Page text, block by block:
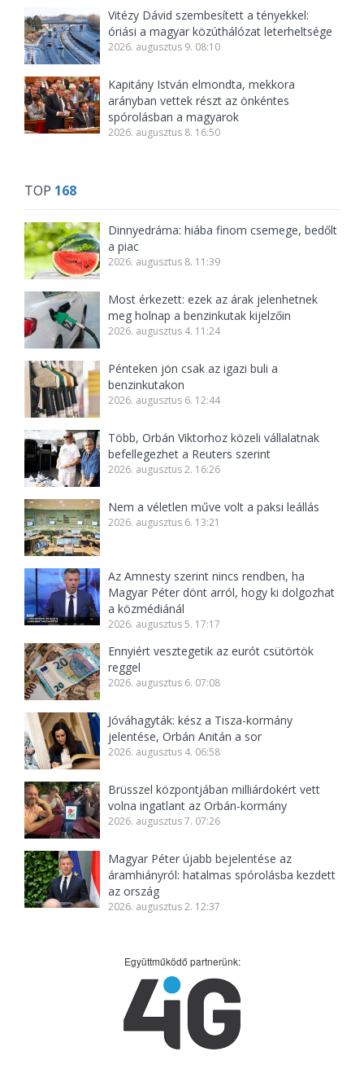
Vitézy Dávid szembesített a tényekkel:
óriási a magyar közúthálózat leterheltsége
2026. augusztus 9. 08:10
Kapitány István elmondta, mekkora
arányban vettek részt az önkéntes
spórolásban a magyarok
2026. augusztus 8. 16:50
TOP 168
Dinnyedráma: hiába finom csemege, bedőlt
a piac
2026. augusztus 8. 11:39
Most érkezett: ezek az árak jelenhetnek
meg holnap a benzinkutak kijelzőin
2026. augusztus 4. 11:24
Pénteken jön csak az igazi buli a
benzinkutakon
2026. augusztus 6. 12:44
Több, Orbán Viktorhoz közeli vállalatnak
befellegezhet a Reuters szerint
2026. augusztus 2. 16:26
Nem a véletlen műve volt a paksi leállás
2026. augusztus 6. 13:21
Az Amnesty szerint nincs rendben, ha
Magyar Péter dönt arról, hogy ki dolgozhat
a közmédiánál
2026. augusztus 5. 17:17
Ennyiért vesztegetik az eurót csütörtök
reggel
2026. augusztus 6. 07:08
Jóváhagyták: kész a Tisza-kormány
jelentése, Orbán Anitán a sor
2026. augusztus 4. 06:58
Brüsszel központjában milliárdokért vett
volna ingatlant az Orbán-kormány
2026. augusztus 7. 07:26
Magyar Péter újabb bejelentése az
áramhiányról: hatalmas spórolásba kezdett
az ország
2026. augusztus 2. 12:37
Együttműködő partnerünk: